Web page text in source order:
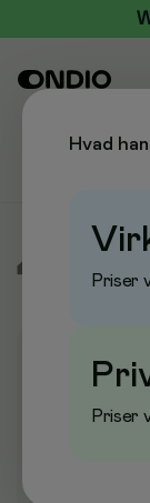
Hvad
Priser
Priser